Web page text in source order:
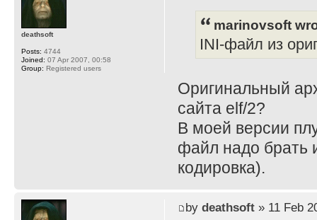
marinovsoft
INI-файл из
Оригинальный
сайта elf/2?
В моей версии
файл надо брать
кодировка).
deathsoft
Posts: 4744
Joined: 07 Apr 2007, 00:58
Group: Registered users
by deathsoft» 11 Feb